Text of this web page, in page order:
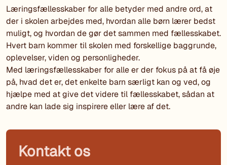
Læringsfællesskaber for alle betyder med andre ord, at
der i skolen arbejdes med, hvordan alle børn lærer bedst
muligt, og hvordan de gør det sammen med fællesskabet.
Hvert barn kommer til skolen med forskellige baggrunde,
oplevelser, viden og personligheder.
Med læringsfællesskaber for alle er der fokus på at få øje
på, hvad det er, det enkelte barn særligt kan og ved, og
hjælpe med at give det videre til fællesskabet, sådan at
andre kan lade sig inspirere eller lære af det.
Kontakt os